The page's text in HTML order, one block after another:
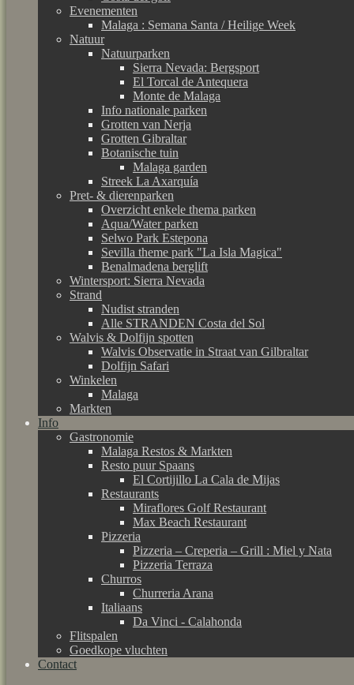
Evenementen
Malaga : Semana Santa / Heilige Week
Natuur
Natuurparken
Sierra Nevada: Bergsport
El Torcal de Antequera
Monte de Malaga
Info nationale parken
Grotten van Nerja
Grotten Gibraltar
Botanische tuin
Malaga garden
Streek La Axarquía
Pret- & dierenparken
Overzicht enkele thema parken
Aqua/Water parken
Selwo Park Estepona
Sevilla theme park "La Isla Magica"
Benalmadena berglift
Wintersport: Sierra Nevada
Strand
Nudist stranden
Alle STRANDEN Costa del Sol
Walvis & Dolfijn spotten
Walvis Observatie in Straat van Gilbraltar
Dolfijn Safari
Winkelen
Malaga
Markten
Info
Gastronomie
Malaga Restos & Markten
Resto puur Spaans
El Cortijillo La Cala de Mijas
Restaurants
Miraflores Golf Restaurant
Max Beach Restaurant
Pizzeria
Pizzeria – Creperia – Grill : Miel y Nata
Pizzeria Terraza
Churros
Churreria Arana
Italiaans
Da Vinci - Calahonda
Flitspalen
Goedkope vluchten
Contact